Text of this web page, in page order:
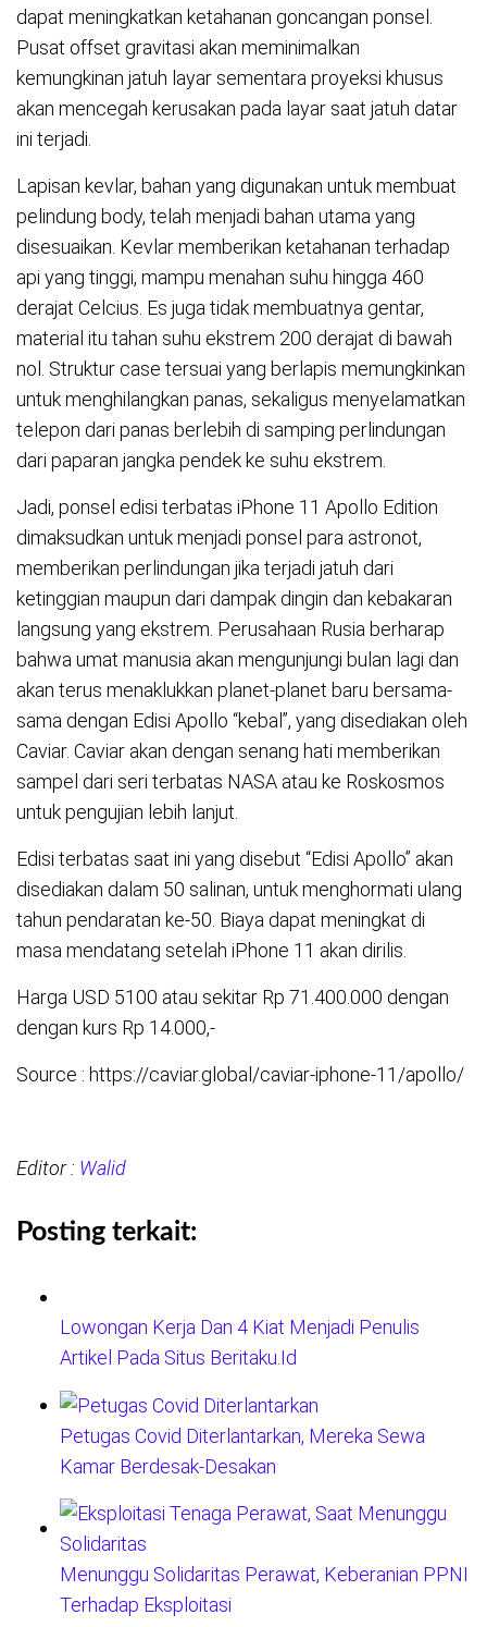
dapat meningkatkan ketahanan goncangan ponsel.
Pusat offset gravitasi akan meminimalkan
kemungkinan jatuh layar sementara proyeksi khusus
akan mencegah kerusakan pada layar saat jatuh datar
ini terjadi.
Lapisan kevlar, bahan yang digunakan untuk membuat
pelindung body, telah menjadi bahan utama yang
disesuaikan. Kevlar memberikan ketahanan terhadap
api yang tinggi, mampu menahan suhu hingga 460
derajat Celcius. Es juga tidak membuatnya gentar,
material itu tahan suhu ekstrem 200 derajat di bawah
nol. Struktur case tersuai yang berlapis memungkinkan
untuk menghilangkan panas, sekaligus menyelamatkan
telepon dari panas berlebih di samping perlindungan
dari paparan jangka pendek ke suhu ekstrem.
Jadi, ponsel edisi terbatas iPhone 11 Apollo Edition
dimaksudkan untuk menjadi ponsel para astronot,
memberikan perlindungan jika terjadi jatuh dari
ketinggian maupun dari dampak dingin dan kebakaran
langsung yang ekstrem. Perusahaan Rusia berharap
bahwa umat manusia akan mengunjungi bulan lagi dan
akan terus menaklukkan planet-planet baru bersama-
sama dengan Edisi Apollo “kebal”, yang disediakan oleh
Caviar. Caviar akan dengan senang hati memberikan
sampel dari seri terbatas NASA atau ke Roskosmos
untuk pengujian lebih lanjut.
Edisi terbatas saat ini yang disebut “Edisi Apollo” akan
disediakan dalam 50 salinan, untuk menghormati ulang
tahun pendaratan ke-50. Biaya dapat meningkat di
masa mendatang setelah iPhone 11 akan dirilis.
Harga USD 5100 atau sekitar Rp 71.400.000 dengan
dengan kurs Rp 14.000,-
Source : https://caviar.global/caviar-iphone-11/apollo/
Editor : Walid
Posting terkait:
Lowongan Kerja Dan 4 Kiat Menjadi Penulis
Artikel Pada Situs Beritaku.Id
Petugas Covid Diterlantarkan, Mereka Sewa
Kamar Berdesak-Desakan
Menunggu Solidaritas Perawat, Keberanian PPNI
Terhadap Eksploitasi